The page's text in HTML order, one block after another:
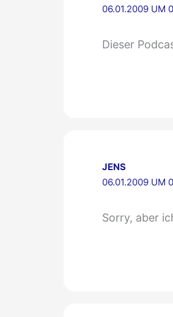
06.01.2009 UM
Dieser
JENS
06.01.2009 UM
Sorry, aber